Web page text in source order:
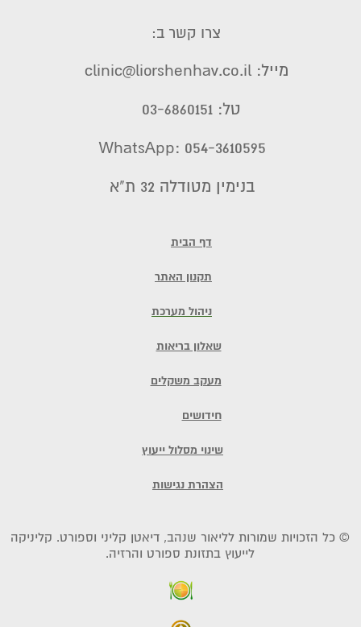
© כל הזכויות שמורות לליאור שנהב, דיאטן קליני וספורט. קליניקה
לייעוץ בתזונת ספורט והרזיה.
דף הבית
תקנון האתר
ניהול מערכת
שאלון בריאות
מעקב משקלים
חידושים
שינוי מסלול ייעוץ
הצהרת נגישות
בנימין מטודלה 32 ת"א
צרו קשר ב:
מייל: clinic@liorshenhav.co.il
טל: 03-6860151
WhatsApp: 054-3610595